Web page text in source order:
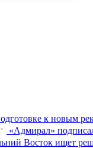
к новым
«Адмирал»
Восток ищет